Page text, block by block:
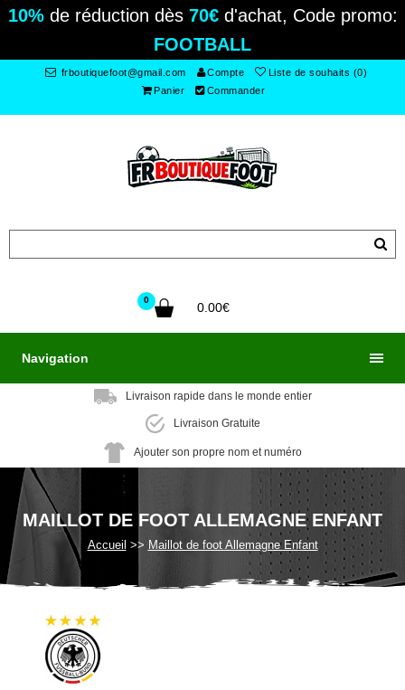
10%de réduction dès 70€d'achat, Code promo:
FOOTBALL
frboutiquefoot@gmail.com Compte
Liste de souhaits (0)
Panier
Commander
0
0.00€
Navigation
Livraison rapide dans le monde entier
Livraison Gratuite
Ajouter son propre nom et numéro
MAILLOT DE FOOT ALLEMAGNE ENFANT
Accueil Maillot de foot Allemagne Enfant